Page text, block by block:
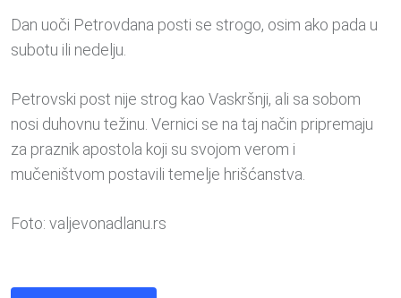
Dan uoči Petrovdana posti se strogo, osim ako pada u
subotu ili nedelju.
Petrovski post nije strog kao Vaskršnji, ali sa sobom
nosi duhovnu težinu. Vernici se na taj način pripremaju
za praznik apostola koji su svojom verom i
mučeništvom postavili temelje hrišćanstva.
Foto: valjevonadlanu.rs